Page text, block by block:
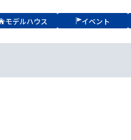
モデルハウス イベント